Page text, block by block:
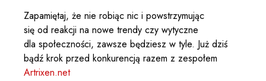
Zapamiętaj, że nie robiąc nic i powstrzymując
się od reakcji na nowe trendy czy wytyczne
dla społeczności, zawsze będziesz w tyle. Już dziś
bądź krok przed konkurencją razem z zespołem
Artrixen.net